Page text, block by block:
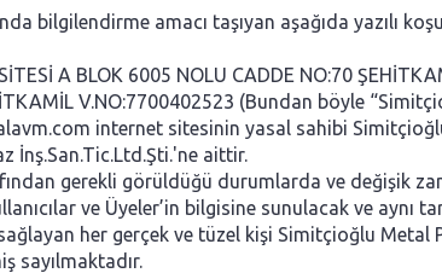
bilgilendirme amacı taşıyan aşağıda yazılı
A BLOK 6005 NOLU CADDE NO:70
V.NO:7700402523 (Bundan böyle
internet sitesinin yasal sahibi
İnş.San.Tic.Ltd.Şti.'ne aittir.
gerekli görüldüğü durumlarda ve değişik
ve Üyeler’in bilgisine sunulacak ve aynı
her gerçek ve tüzel kişi Simitçioğlu Metal
sayılmaktadır.